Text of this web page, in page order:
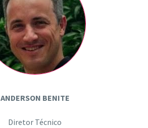
ANDERSON BENITE
Diretor Técnico